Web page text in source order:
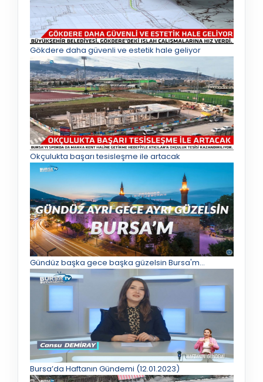
Gökdere daha güvenli ve estetik hale geliyor
Okçulukta başarı tesisleşme ile artacak
Gündüz başka gece başka güzelsin Bursa'm...
Bursa’da Haftanın Gündemi (12.01.2023)